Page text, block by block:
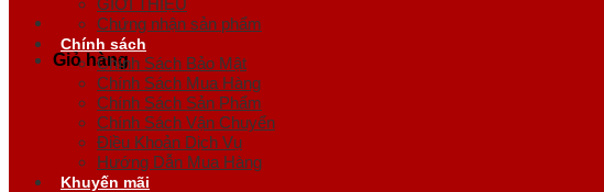
Giỏ hàng
GIỚI THIỆU
Chứng nhận sản phẩm
Chính sách
Chính Sách Bảo Mật
Chính Sách Mua Hàng
Chính Sách Sản Phẩm
Chính Sách Vận Chuyển
Điều Khoản Dịch Vụ
Hướng Dẫn Mua Hàng
Khuyến mãi